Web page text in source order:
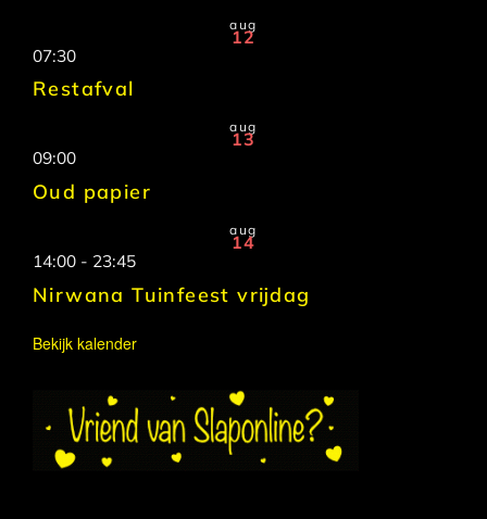
aug
12
07:30
Restafval
aug
13
09:00
Oud papier
aug
14
14:00 - 23:45
Nirwana Tuinfeest vrijdag
Bekijk kalender